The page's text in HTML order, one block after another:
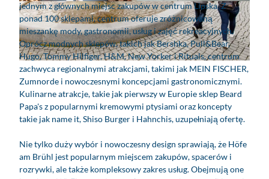
© www.pkfotografie.com, Philipp Kirschner | AI-optimized | CC-BY
© www.pkfotografie.com, Philipp Kirschner |
AI-optimized |CC-BY
© Sandra Uhde
jednym z głównych miejsc zakupów w centrum Lipska. Z
ponad 100 sklepami, centrum oferuje zróżnicowaną
mieszankę mody, gastronomii, usług i zajęć rekreacyjnych.
Oprócz modnych sklepów, takich jak Bershka, Pull&Bear,
Hugo, Tommy Hilfiger, H&M, New Yorker i Rituals, centrum
zachwyca regionalnymi atrakcjami, takimi jak MEIN FISCHER,
Zumnorde i nowoczesnymi koncepcjami gastronomicznymi.
Kulinarne atrakcje, takie jak pierwszy w Europie sklep Beard
Papa's z popularnymi kremowymi ptysiami oraz koncepty
takie jak name it, Shiso Burger i Hahnchis, uzupełniają ofertę.
Nie tylko duży wybór i nowoczesny design sprawiają, że Höfe
am Brühl jest popularnym miejscem zakupów, spacerów i
rozrywki, ale także kompleksowy zakres usług. Obejmują one